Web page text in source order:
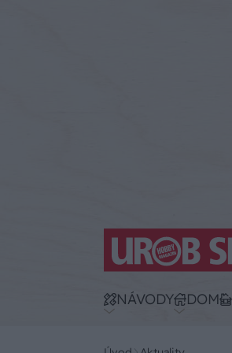
NÁVODY DOM